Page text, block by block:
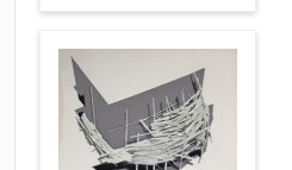
作品の技法 【任意】
立体
その他